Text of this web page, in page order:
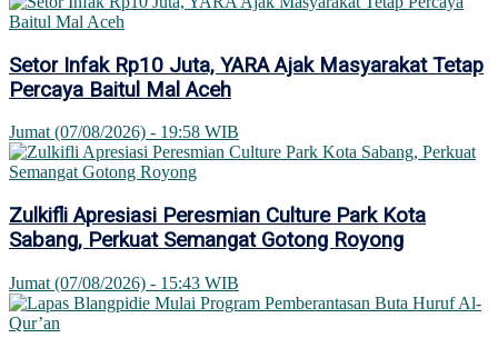
Setor Infak Rp10 Juta, YARA Ajak Masyarakat Tetap
Percaya Baitul Mal Aceh
Jumat (07/08/2026) - 19:58 WIB
Zulkifli Apresiasi Peresmian Culture Park Kota
Sabang, Perkuat Semangat Gotong Royong
Jumat (07/08/2026) - 15:43 WIB